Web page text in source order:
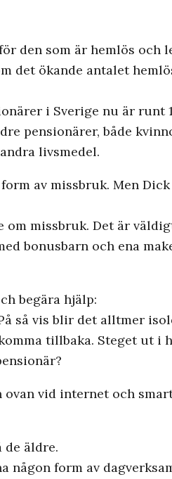
den som är hemlös och
det ökande antalet
i Sverige nu är
pensionärer, både
livsmedel.
av missbruk. Men
missbruk. Det är
bonusbarn och ena
begära hjälp:
så vis blir det alltmer
tillbaka. Steget ut i
ovan vid internet och
äldre.
form av